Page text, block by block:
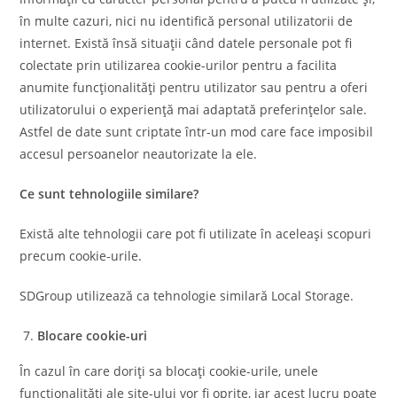
în multe cazuri, nici nu identifică personal utilizatorii de
internet. Există însă situații când datele personale pot fi
colectate prin utilizarea cookie-urilor pentru a facilita
anumite funcționalități pentru utilizator sau pentru a oferi
utilizatorului o experiență mai adaptată preferințelor sale.
Astfel de date sunt criptate într-un mod care face imposibil
accesul persoanelor neautorizate la ele.
Ce sunt tehnologiile similare?
Există alte tehnologii care pot fi utilizate în aceleași scopuri
precum cookie-urile.
SDGroup utilizează ca tehnologie similară Local Storage.
Blocare cookie-uri
În cazul în care doriți sa blocați cookie-urile, unele
funcționalități ale site‑ului vor fi oprite, iar acest lucru poate